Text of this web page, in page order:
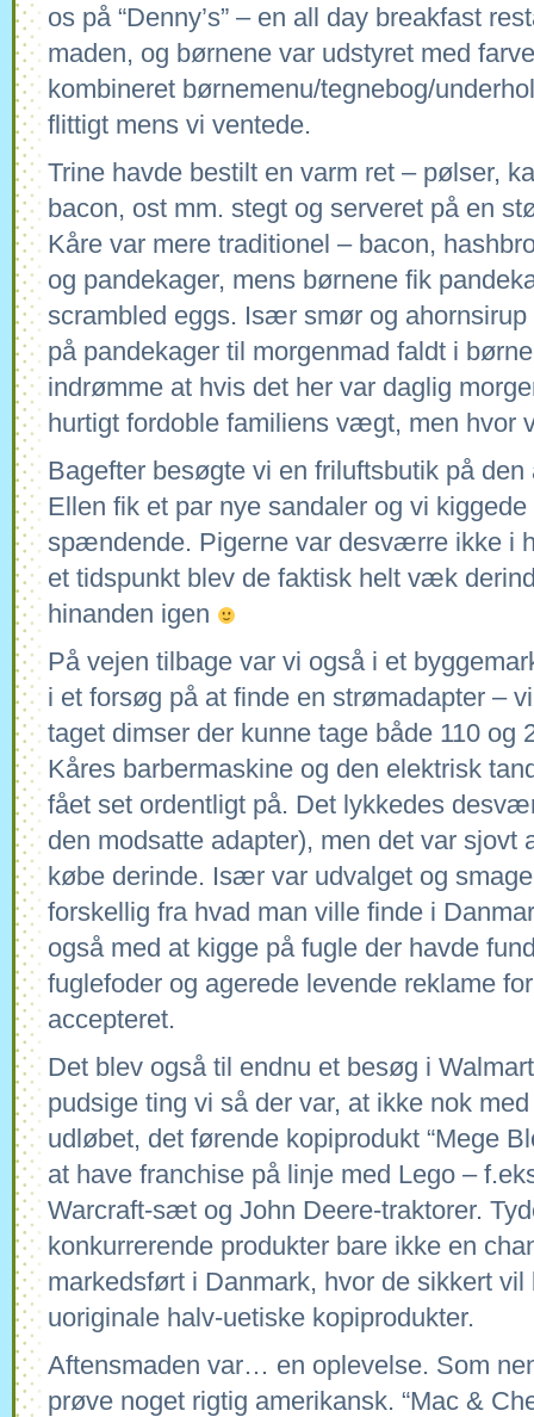
os på “Denny’s” – en all day breakfast
maden, og børnene var udstyret med
kombineret børnemenu/tegnebog/
flittigt mens vi ventede.
Trine havde bestilt en varm ret – pølser,
bacon, ost mm. stegt og serveret på en
Kåre var mere traditionel – bacon,
og pandekager, mens børnene fik
scrambled eggs. Især smør og ahornsirup
på pandekager til morgenmad faldt i
indrømme at hvis det her var daglig
hurtigt fordoble familiens vægt, men hvor
Bagefter besøgte vi en friluftsbutik på
Ellen fik et par nye sandaler og vi
spændende. Pigerne var desværre ikke i
et tidspunkt blev de faktisk helt væk
hinanden igen
På vejen tilbage var vi også i et
i et forsøg på at finde en strømadapter –
taget dimser der kunne tage både 110 og
Kåres barbermaskine og den elektrisk
fået set ordentligt på. Det lykkedes
den modsatte adapter), men det var sjovt
købe derinde. Især var udvalget og
forskellig fra hvad man ville finde i
også med at kigge på fugle der havde
fuglefoder og agerede levende reklame
accepteret.
Det blev også til endnu et besøg i
pudsige ting vi så der var, at ikke nok
udløbet, det førende kopiprodukt “Mege
at have franchise på linje med Lego –
Warcraft-sæt og John Deere-traktorer.
konkurrerende produkter bare ikke en
markedsført i Danmark, hvor de sikkert
uoriginale halv-uetiske kopiprodukter.
Aftensmaden var… en oplevelse. Som
prøve noget rigtig amerikansk. “Mac &